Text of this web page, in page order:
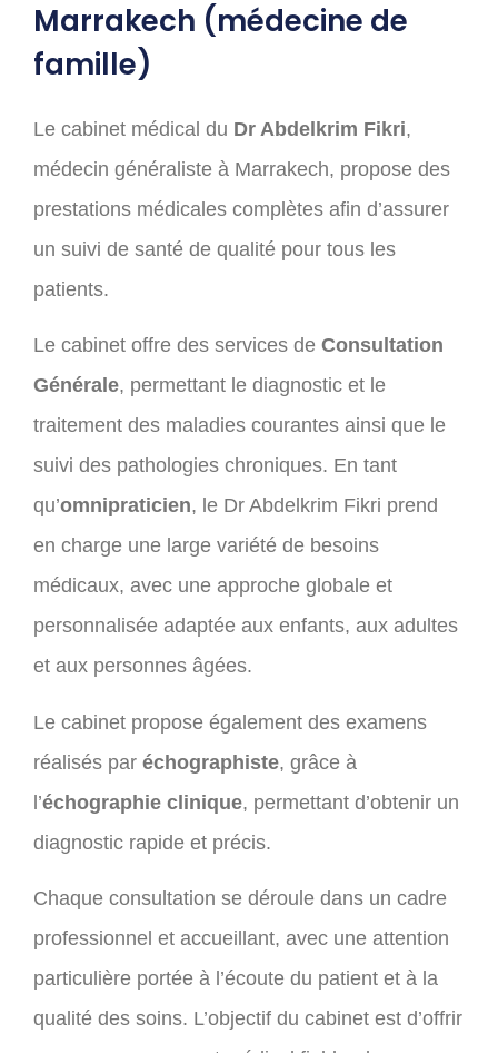
Marrakech (médecine de
famille)
Le cabinet médical du Dr Abdelkrim Fikri,
médecin généraliste à Marrakech, propose des
prestations médicales complètes afin d’assurer
un suivi de santé de qualité pour tous les
patients.
Le cabinet offre des services de Consultation
Générale, permettant le diagnostic et le
traitement des maladies courantes ainsi que le
suivi des pathologies chroniques. En tant
qu’omnipraticien, le Dr Abdelkrim Fikri prend
en charge une large variété de besoins
médicaux, avec une approche globale et
personnalisée adaptée aux enfants, aux adultes
et aux personnes âgées.
Le cabinet propose également des examens
réalisés par échographiste, grâce à
l’échographie clinique, permettant d’obtenir un
diagnostic rapide et précis.
Chaque consultation se déroule dans un cadre
professionnel et accueillant, avec une attention
particulière portée à l’écoute du patient et à la
qualité des soins. L’objectif du cabinet est d’offrir